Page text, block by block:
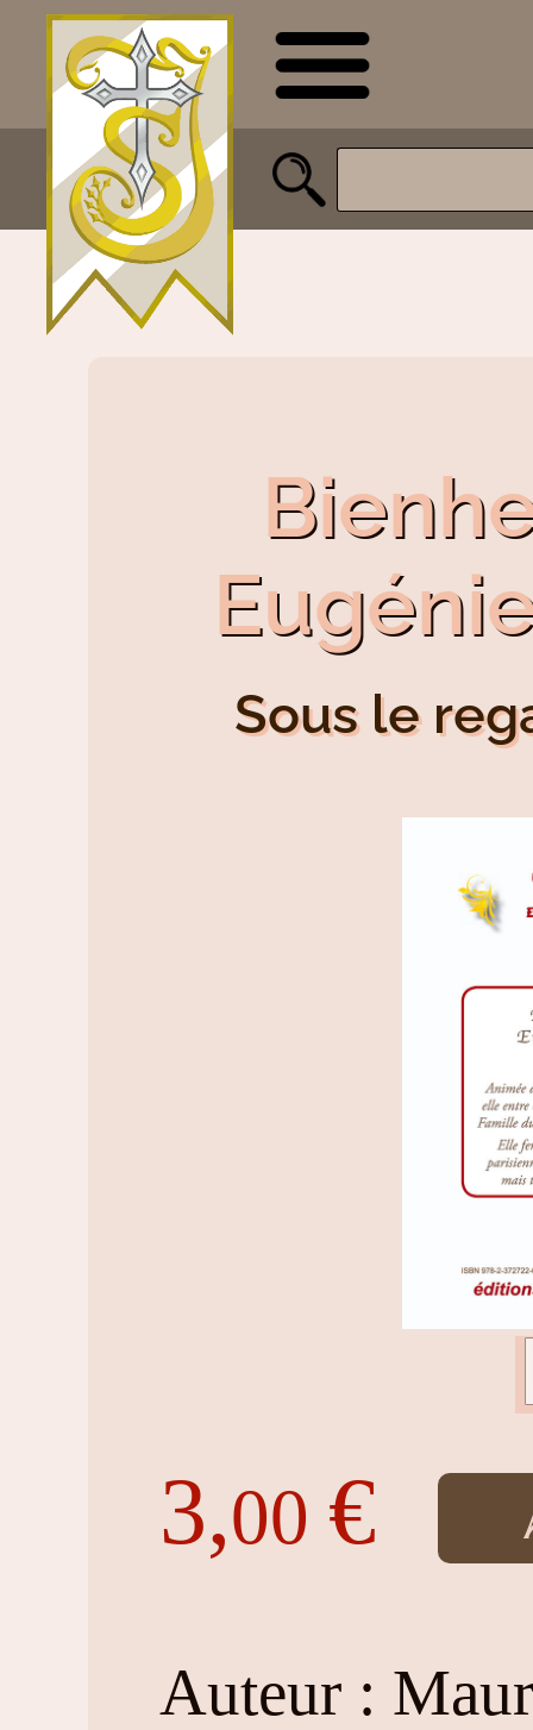
Sous le
3,00 €
Auteur :